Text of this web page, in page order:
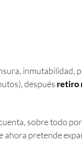
inmutabilidad,
después retiro
sobre todo
ahora pretende